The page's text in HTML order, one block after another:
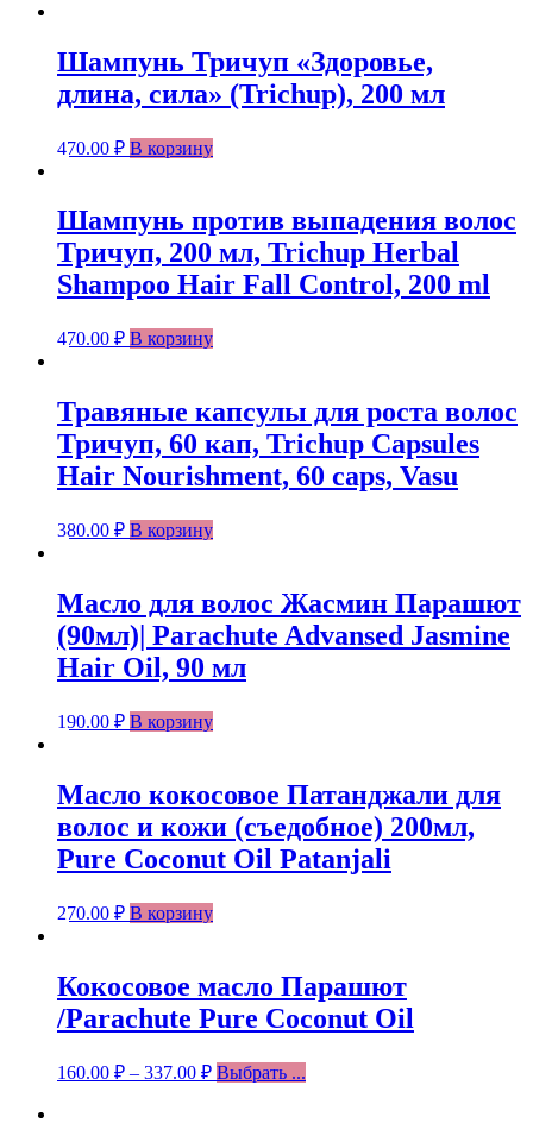
Шампунь Тричуп «Здоровье,
длина, сила» (Trichup), 200 мл
470.00 ₽ В корзину
Шампунь против выпадения волос
Тричуп, 200 мл, Trichup Herbal
Shampoo Hair Fall Control, 200 ml
470.00 ₽ В корзину
Травяные капсулы для роста волос
Тричуп, 60 кап, Trichup Capsules
Hair Nourishment, 60 caps, Vasu
380.00 ₽ В корзину
Масло для волос Жасмин Парашют
(90мл)| Parachute Advansed Jasmine
Hair Oil, 90 мл
190.00 ₽ В корзину
Масло кокосовое Патанджали для
волос и кожи (съедобное) 200мл,
Pure Coconut Oil Patanjali
270.00 ₽ В корзину
Кокосовое масло Парашют
/Parachute Pure Coconut Oil
160.00 ₽ – 337.00 ₽ Выбрать ...